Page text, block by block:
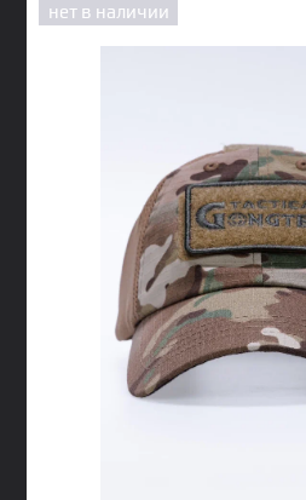
нет в наличии